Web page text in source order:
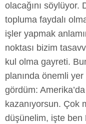
olacağını söylüyor.
topluma faydalı
işler yapmak
noktası bizim
kul olma gayreti.
planında önemli
gördüm:
kazanıyorsun. Çok
düşünelim, işte ben